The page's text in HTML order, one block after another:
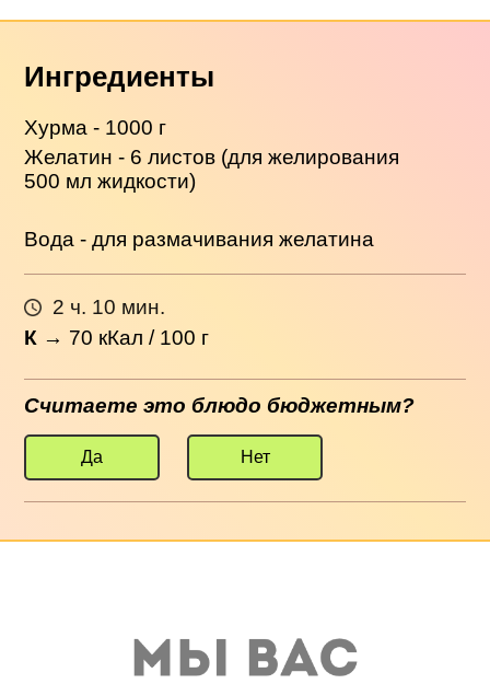
Ингредиенты
Хурма - 1000 г
Желатин - 6 листов (для желирования
500 мл жидкости)
Вода - для размачивания желатина
2 ч. 10 мин.
К → 70 кКал / 100 г
Считаете это блюдо бюджетным?
Да Нет